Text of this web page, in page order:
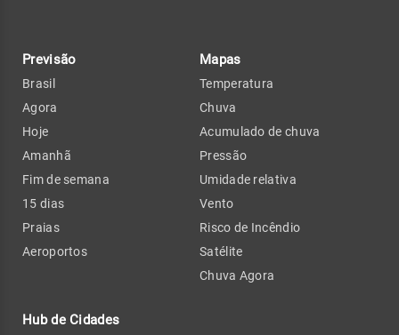
Previsão
Brasil
Agora
Hoje
Amanhã
Fim de semana
15 dias
Praias
Aeroportos
Hub de Cidades
Mapas
Temperatura
Chuva
Acumulado de chuva
Pressão
Umidade relativa
Vento
Risco de Incêndio
Satélite
Chuva Agora